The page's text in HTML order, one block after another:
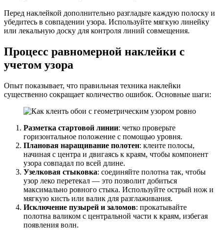
Перед наклейкой дополнительно разгладьте каждую полоску и
убедитесь в совпадении узора. Используйте мягкую линейку
или лекальную доску для контроля линий совмещения.
Процесс равномерной наклейки с
учетом узора
Опыт показывает, что правильная техника наклейки
существенно сокращает количество ошибок. Основные шаги:
Разметка стартовой линии: четко проверьте
горизонтальное положение с помощью уровня.
Плановая наращивание полотен: клеите полосы,
начиная с центра и двигаясь к краям, чтобы компонент
узора совпадал по всей длине.
Узелковая стыковка: соединяйте полотна так, чтобы
узор леко перетекал — это позволит добиться
максимально ровного стыка. Используйте острый нож и
мягкую кисть или валик для разглаживания.
Исключение пузырей и заломов: прокатывайте
полотна валиком с центральной части к краям, избегая
появления волн.